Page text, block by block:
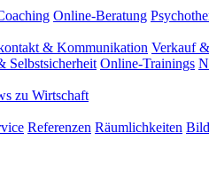
Online-Beratung
& Kommunikation Verkauf
Selbstsicherheit Online-Trainings
zu Wirtschaft
Referenzen Räumlichkeiten